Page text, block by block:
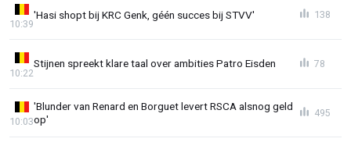
'Hasi shopt bij KRC Genk, géén succes bij STVV'
10:39
138
Stijnen spreekt klare taal over ambities Patro Eisden
10:22
78
'Blunder van Renard en Borguet levert RSCA alsnog geld
op'
10:03
495